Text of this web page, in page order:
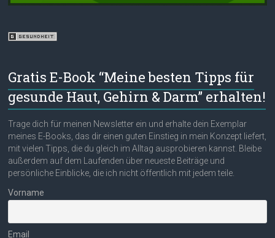
Gratis E-Book “Meine besten Tipps für
gesunde Haut, Gehirn & Darm” erhalten!
Trage dich für meinen Newsletter ein und erhalte dein Exemplar
meines E-Books, das dir einen guten Einstieg in mein Konzept liefert,
mit vielen Tipps, die du gleich im Alltag ausprobieren kannst. Bleibe
außerdem auf dem Laufenden über neueste Beiträge und
persönliche Einblicke, die ich nicht öffentlich mit jedem teile.
Vorname
Email